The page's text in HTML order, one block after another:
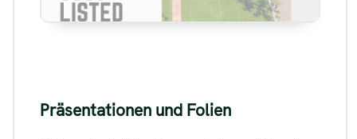
Präsentationen und Folien